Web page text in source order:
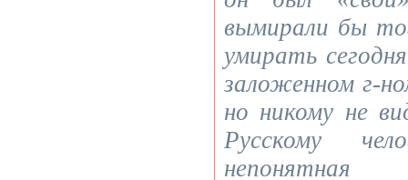
вымирали бы
умирать
заложенном г-
но никому не
Русскому